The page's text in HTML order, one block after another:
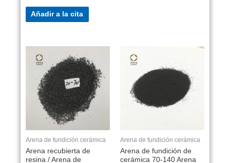
Añadir a la cita
Arena de fundición cerámica
Arena recubierta de
resina / Arena de
Arena de fundición cerámica
Arena de fundición de
cerámica 70-140 Arena